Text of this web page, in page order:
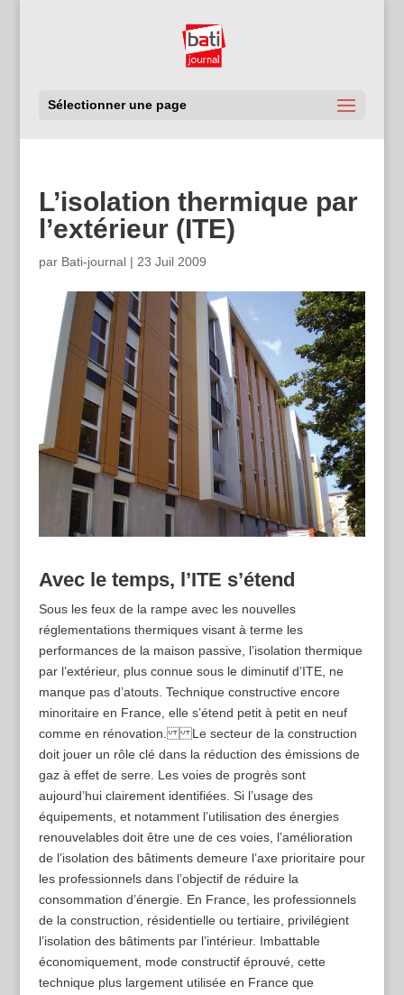
Sélectionner une page
L’isolation thermique par
l’extérieur (ITE)
par Bati-journal| 23 Juil 2009
Avec le temps, l’ITE s’étend
Sous les feux de la rampe avec les nouvelles
réglementations thermiques visant à terme les
performances de la maison passive, l’isolation thermique
par l’extérieur, plus connue sous le diminutif d’ITE, ne
manque pas d’atouts. Technique constructive encore
minoritaire en France, elle s’étend petit à petit en neuf
comme en rénovation. Le secteur de la construction
doit jouer un rôle clé dans la réduction des émissions de
gaz à effet de serre. Les voies de progrès sont
aujourd’hui clairement identifiées. Si l’usage des
équipements, et notamment l’utilisation des énergies
renouvelables doit être une de ces voies, l’amélioration
de l’isolation des bâtiments demeure l’axe prioritaire pour
les professionnels dans l’objectif de réduire la
consommation d’énergie. En France, les professionnels
de la construction, résidentielle ou tertiaire, privilégient
l’isolation des bâtiments par l’intérieur. Imbattable
économiquement, mode constructif éprouvé, cette
technique plus largement utilisée en France que